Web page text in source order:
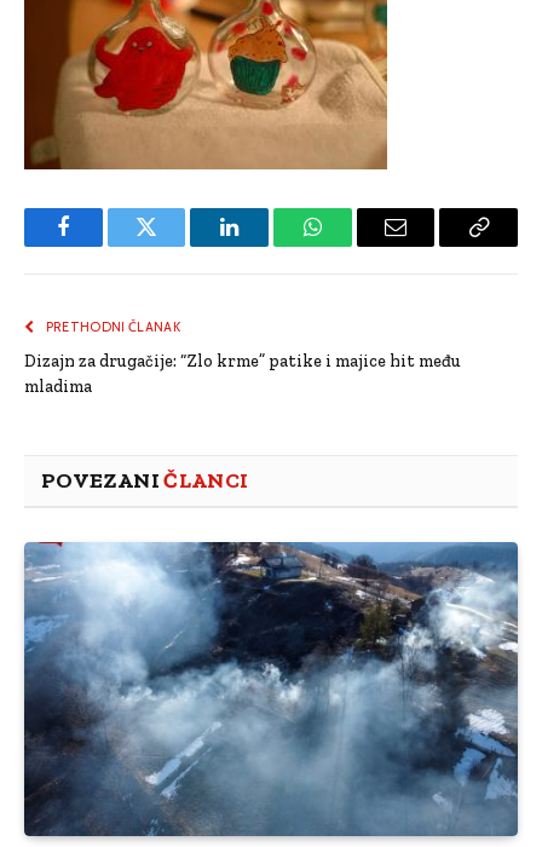
FacebookTwitter LinkedInWhatsAppEmail
Copy
PRETHODNI ČLANAK
Dizajn za drugačije: “Zlo krme” patike i majice hit među
mladima
POVEZANIČLANCI